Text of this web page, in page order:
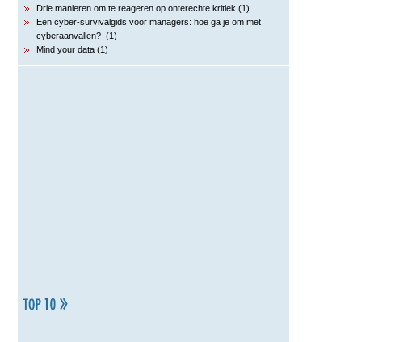
Drie manieren om te reageren op onterechte kritiek (1)
Een cyber-survivalgids voor managers: hoe ga je om met
cyberaanvallen? (1)
Mind your data (1)